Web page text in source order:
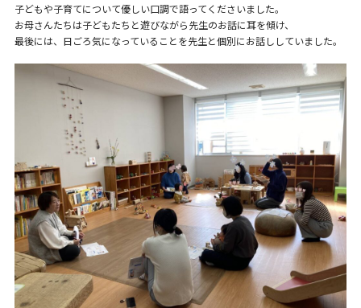
子どもや子育てについて優しい口調で語ってくださいました。
お母さんたちは子どもたちと遊びながら先生のお話に耳を傾け、
最後には、日ごろ気になっていることを先生と個別にお話ししていました。